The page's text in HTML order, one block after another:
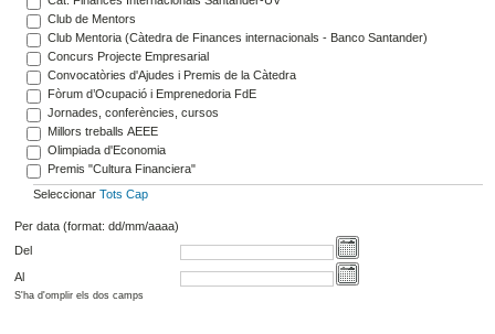
Club de Mentors
Club Mentoria (Càtedra de Finances internacionals - Banco Santander)
Concurs Projecte Empresarial
Convocatòries d'Ajudes i Premis de la Càtedra
Fòrum d’Ocupació i Emprenedoria FdE
Jornades, conferències, cursos
Millors treballs AEEE
Olimpiada d'Economia
Premis "Cultura Financiera"
Seleccionar Tots Cap
Per data (format: dd/mm/aaaa)
Del
Al
S'ha d'omplir els dos camps